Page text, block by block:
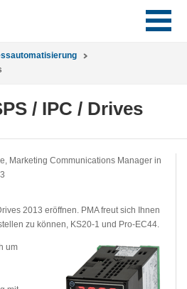
/ IPC / Drives
Marketing Communications Manager in
2013 eröffnen. PMA freut sich Ihnen
zu können, KS20-1 und Pro-EC44.
um